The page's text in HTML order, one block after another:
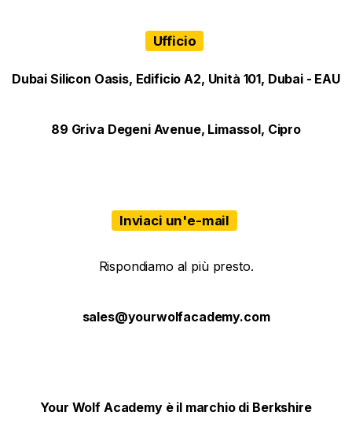
Ufficio
Dubai Silicon Oasis, Edificio A2, Unità 101, Dubai - EAU
89 Griva Degeni Avenue, Limassol, Cipro
Inviaci un'e-mail
Rispondiamo al più presto.
sales@yourwolfacademy.com
Your Wolf Academy è il marchio di Berkshire